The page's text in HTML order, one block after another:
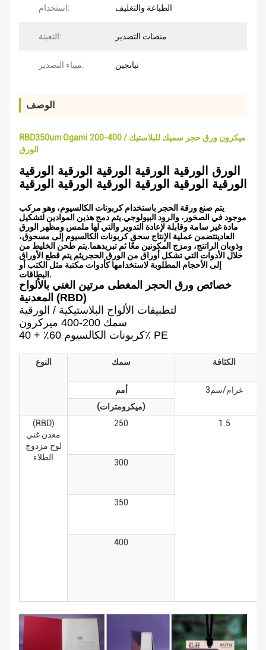
استخدام: الطباعة والتغليف
التعبئة: منصات التصدير
ميناء التصدير: تيانجين
الوصف
RBD350um Ogami 200-400 ميكرون ورق حجر سميك للبلاستيك /
الورق
الورق الورقية الورقية الورقية الورقية الورقية
الورقية الورقية الورقية الورقية الورقية الورقية
يتم صنع ورقة الحجر باستخدام كربونات الكالسيوم، وهو مركب
موجود في الصخور، والرود البيولوجي.يتم دمج هذين الموادين لتشكيل
مادة غير سامة وقابلة لإعادة التدوير والتي لها ملمس ومظهر الورق
العاديتتضمن عملية الإنتاج سحق كربونات الكالسيوم إلى مسحوق،
وذوبان الراتنج، ومزج المكونين معًا ثم تبريدهما.يتم طحن الخليط من
خلال الأدوات التي تشكل أوراق من الورق الحجريثم يتم قطع الأوراق
إلى الأحجام المطلوبة لاستخدامها كأدوات مكتبة مثل الكتب أو
البطاقات.
خصائص ورق الحجر المغطى مرتين الغني بالألواح
المعدنية (RBD)
لتطبيقات الألواح البلاستيكية / الورقية
سمك 200-400 ميركرون
كربونات الكالسيوم 60٪ + 40٪ PE
النوع سمك الكثافة
أمم
غرام/سم3
(ميكرومترات)
(RBD)
معدن غني
لوح مزدوج
الطلاء
250 1.5
300
350
400